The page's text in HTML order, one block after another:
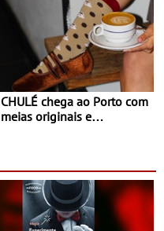
CHULÉ chega ao Porto com
meias originais e
Shopping